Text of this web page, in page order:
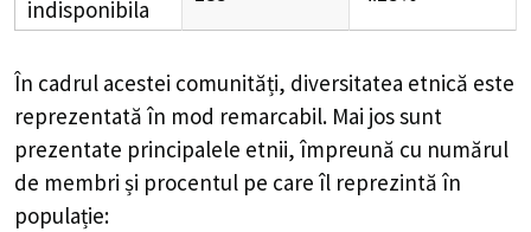
indisponibila
În cadrul acestei comunități, diversitatea etnică este
reprezentată în mod remarcabil. Mai jos sunt
prezentate principalele etnii, împreună cu numărul
de membri și procentul pe care îl reprezintă în
populație: